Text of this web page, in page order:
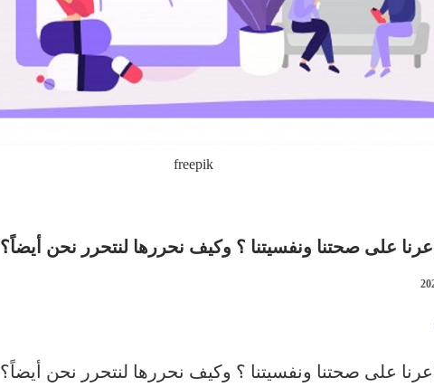
freepik
على صحتنا ونفسيتنا ؟ وكيف نحررها لنتحرر نحن أيضاً؟
على صحتنا ونفسيتنا ؟ وكيف نحررها لنتحرر نحن أيضاً؟